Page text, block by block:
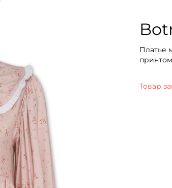
Платье
принтом
Товар